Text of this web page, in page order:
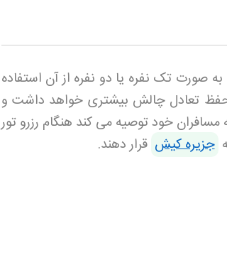
صورت تک نفره یا دو نفره از آن استفاده
حفظ تعادل چالش بیشتری خواهد داشت و
مسافران خود توصیه می کند هنگام رزرو تور
جزیره کیش قرار دهند.